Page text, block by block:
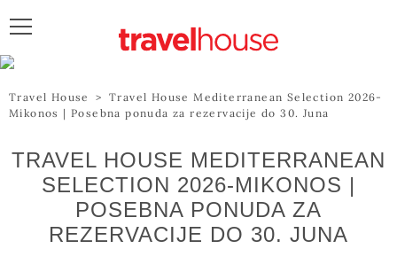
Travel House >
Travel House Mediterranean Selection 2026-
Mikonos | Posebna ponuda za rezervacije do 30. Juna
TRAVEL HOUSE MEDITERRANEAN
SELECTION 2026-MIKONOS |
POSEBNA PONUDA ZA
REZERVACIJE DO 30. JUNA